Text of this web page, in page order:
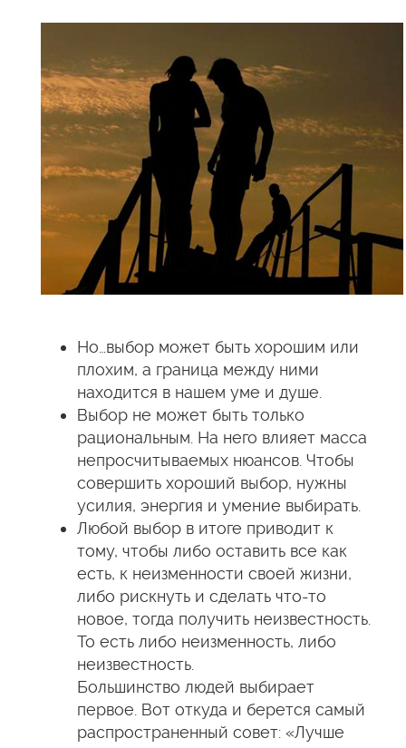
Но…выбор может быть хорошим или
плохим, а граница между ними
находится в нашем уме и душе.
Выбор не может быть только
рациональным. На него влияет масса
непросчитываемых нюансов. Чтобы
совершить хороший выбор, нужны
усилия, энергия и умение выбирать.
Любой выбор в итоге приводит к
тому, чтобы либо оставить все как
есть, к неизменности своей жизни,
либо рискнуть и сделать что-то
новое, тогда получить неизвестность.
То есть либо неизменность, либо
неизвестность.
Большинство людей выбирает
первое. Вот откуда и берется самый
распространенный совет: «Лучше